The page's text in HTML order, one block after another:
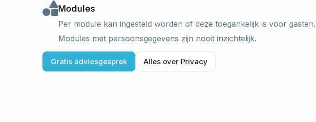
Modules
Per module kan ingesteld worden of deze toegankelijk is voor gasten.
Modules met persoonsgegevens zijn nooit inzichtelijk.
Gratis adviesgesprek Alles over Privacy